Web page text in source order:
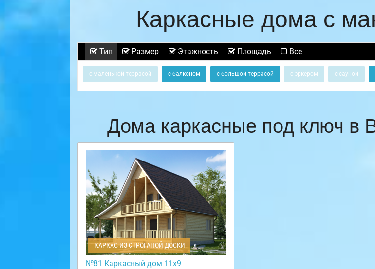
Каркасные дома с
Тип Размер Этажность Площадь Все
с маленькой террасой с балконом с большой террасой с эркером с сауной
Дома каркасные под ключ
КАРКАС ИЗ СТРОГАНОЙ ДОСКИ
№81 Каркасный дом 11х9